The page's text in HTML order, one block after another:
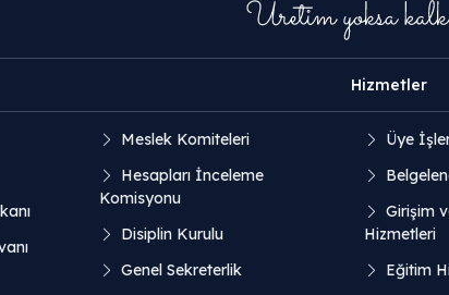
Meslek Komiteleri
Hesapları İnceleme
Komisyonu
Disiplin Kurulu
Genel Sekreterlik
Hizmetler
Üye
Girişim
Hizmetleri
Eğitim